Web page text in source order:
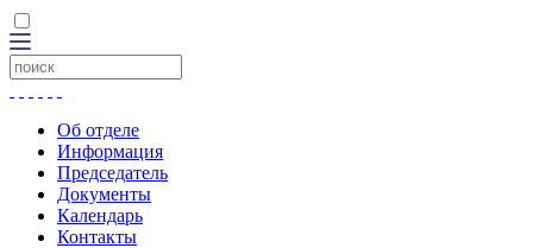
Об отделе
Информация
Председатель
Документы
Календарь
Контакты